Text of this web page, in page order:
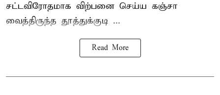
சட்டவிரோதமாக விற்பனை செய்ய கஞ்சா
வைத்திருந்த தூத்துக்குடி ...
Read More